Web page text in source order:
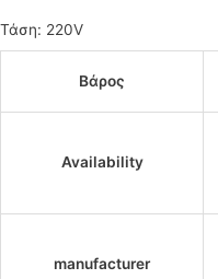
Τάση: 220V
Βάρος
Availability
manufacturer